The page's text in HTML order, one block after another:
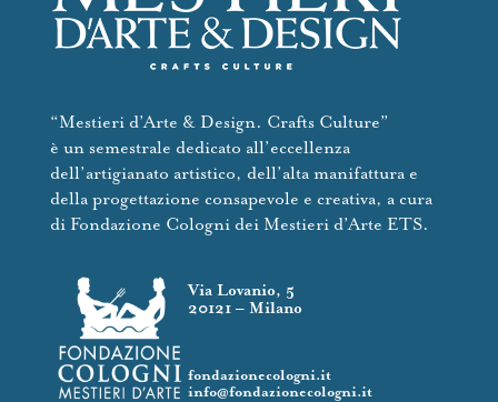
“Mestieri d’Arte & Design. Crafts Culture”
è un semestrale dedicato all’eccellenza
dell’artigianato artistico, dell’alta manifattura e
della progettazione consapevole e creativa, a cura
di Fondazione Cologni dei Mestieri d’Arte ETS.
Via Lovanio, 5
20121 – Milano
fondazionecologni.it
info@fondazionecologni.it